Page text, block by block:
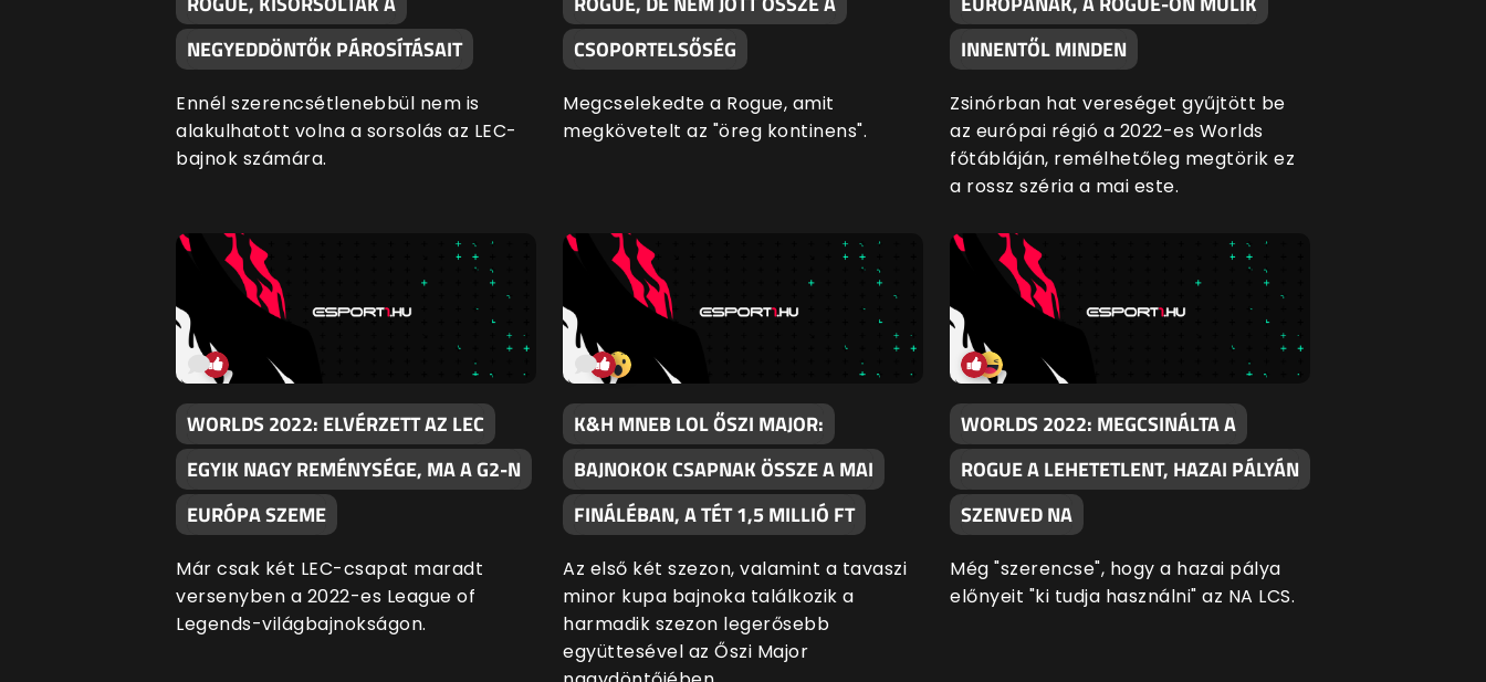
NEGYEDDÖNTŐK PÁROSÍTÁSAIT
Ennél szerencsétlenebbül nem is
alakulhatott volna a sorsolás az LEC-
bajnok számára.
CSOPORTELSŐSÉG
Megcselekedte a Rogue, amit
megkövetelt az "öreg kontinens".
INNENTŐL MINDEN
Zsinórban hat vereséget gyűjtött be
az európai régió a 2022-es Worlds
főtábláján, remélhetőleg megtörik ez
a rossz széria a mai este.
WORLDS 2022: ELVÉRZETT AZ LEC
EGYIK NAGY REMÉNYSÉGE, MA A G2-N
EURÓPA SZEME
Már csak két LEC-csapat maradt
versenyben a 2022-es League of
Legends-világbajnokságon.
K&H MNEB LOL ŐSZI MAJOR:
BAJNOKOK CSAPNAK ÖSSZE A MAI
FINÁLÉBAN, A TÉT 1,5 MILLIÓ FT
Az első két szezon, valamint a tavaszi
minor kupa bajnoka találkozik a
harmadik szezon legerősebb
együttesével az Őszi Major
WORLDS 2022: MEGCSINÁLTA A
ROGUE A LEHETETLENT, HAZAI PÁLYÁN
SZENVED NA
Még "szerencse", hogy a hazai pálya
előnyeit "ki tudja használni" az NA LCS.